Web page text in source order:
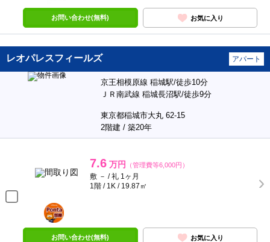
お問い合わせ(無料) お気に入り
レオパレスフィールズ アパート
京王相模原線 稲城駅/徒歩10分
ＪＲ南武線 稲城長沼駅/徒歩9分
東京都稲城市大丸 62-15
2階建 / 築20年
7.6 万円 （管理費等6,000円）
敷 － / 礼 1ヶ月
1階 / 1K / 19.87㎡
ポンタ
部屋
お問い合わせ(無料) お気に入り